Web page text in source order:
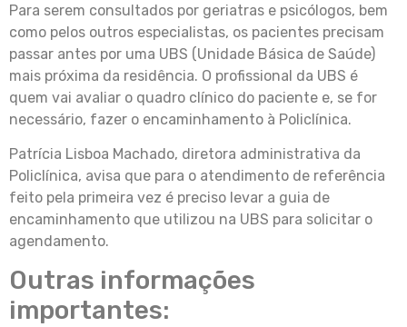
Para serem consultados por geriatras e psicólogos, bem
como pelos outros especialistas, os pacientes precisam
passar antes por uma UBS (Unidade Básica de Saúde)
mais próxima da residência. O profissional da UBS é
quem vai avaliar o quadro clínico do paciente e, se for
necessário, fazer o encaminhamento à Policlínica.
Patrícia Lisboa Machado, diretora administrativa da
Policlínica, avisa que para o atendimento de referência
feito pela primeira vez é preciso levar a guia de
encaminhamento que utilizou na UBS para solicitar o
agendamento.
Outras informações
importantes: